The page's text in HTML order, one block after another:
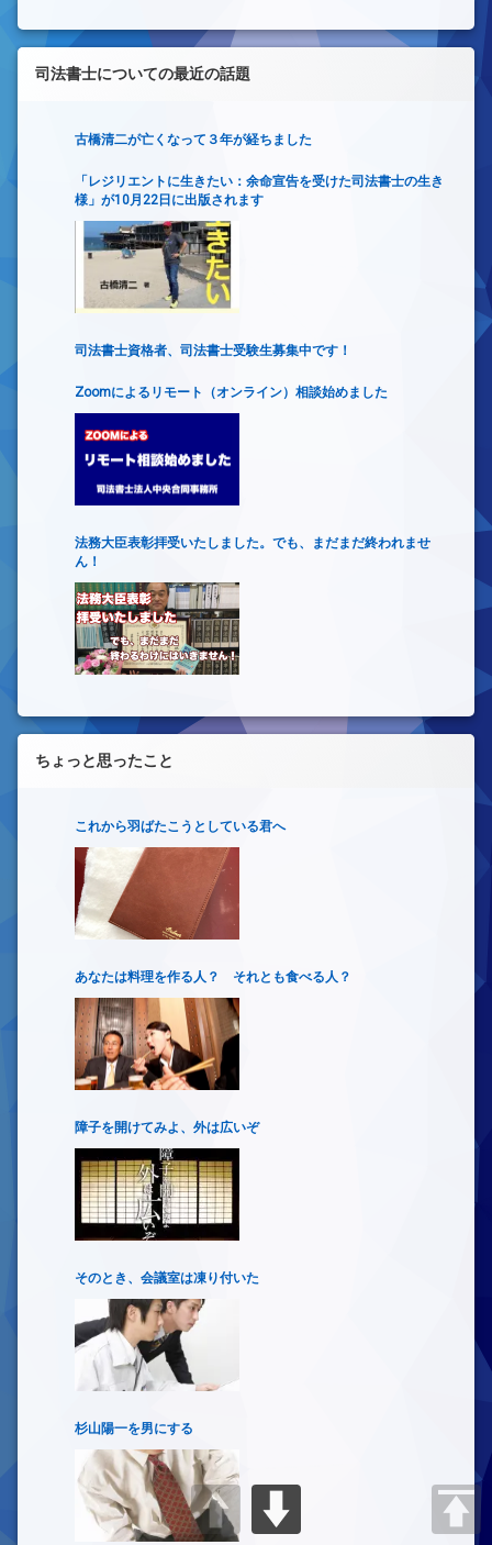
司法書士についての最近の話題
古橋清二が亡くなって３年が経ちました
「レジリエントに生きたい：余命宣告を受けた司法書士の生き
様」が10月22日に出版されます
司法書士資格者、司法書士受験生募集中です！
Zoomによるリモート（オンライン）相談始めました
法務大臣表彰拝受いたしました。でも、まだまだ終われませ
ん！
ちょっと思ったこと
これから羽ばたこうとしている君へ
あなたは料理を作る人？ それとも食べる人？
障子を開けてみよ、外は広いぞ
そのとき、会議室は凍り付いた
杉山陽一を男にする